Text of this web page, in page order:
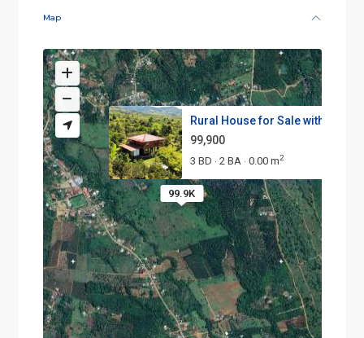
Map
99.9K
Rural House for Sale with
99,900
3 BD · 2 BA · 0.00 m2